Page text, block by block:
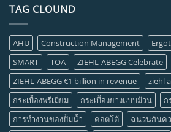
TAG CLOUND
AHU Construction Management
SMART
TOA
ZIEHL-ABEGG Celebrate
ZIEHL-ABEGG €1 billion in revenue
ziehl
กระเบื้องพรีเมี่ยม
กระเบื้องยางแบบม้วน
ก
การทำงานของปั้มน้ำ
คอตโต้ ฉนวนกันค